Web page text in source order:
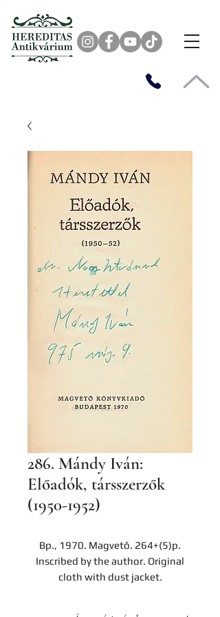
286. Mándy Iván:
Előadók, társszerzők
(1950-1952)
Bp., 1970. Magvető. 264+(5)p.
Inscribed by the author. Original
cloth with dust jacket.